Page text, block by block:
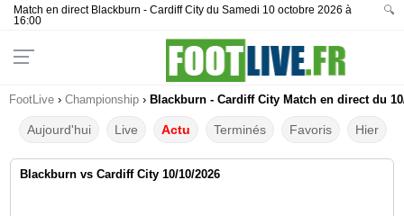
Match en direct Blackburn - Cardiff City du Samedi 10 octobre 2026 à
16:00
🔍
FootLive › Championship › Blackburn - Cardiff City Match en direct du
Aujourd'hui Live Actu Terminés Favoris Hier
Blackburn vs Cardiff City 10/10/2026